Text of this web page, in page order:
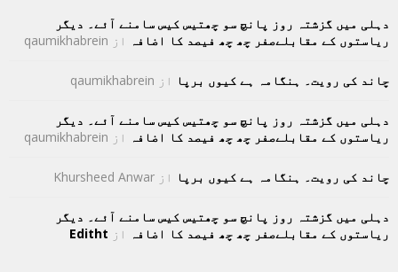
دہلی میں گزشتہ روز پانچ سو چھتیس کیس سامنے آئے۔ دیگر
ریاستوں کے مقابلےصفر چھ چھ فیصد کا اضافہ از qaumikhabrein
چاند کی رویت۔ ہنگامہ ہے کیوں برپا از qaumikhabrein
دہلی میں گزشتہ روز پانچ سو چھتیس کیس سامنے آئے۔ دیگر
ریاستوں کے مقابلےصفر چھ چھ فیصد کا اضافہ از qaumikhabrein
چاند کی رویت۔ ہنگامہ ہے کیوں برپا از Khursheed Anwar
دہلی میں گزشتہ روز پانچ سو چھتیس کیس سامنے آئے۔ دیگر
ریاستوں کے مقابلےصفر چھ چھ فیصد کا اضافہ از Editht